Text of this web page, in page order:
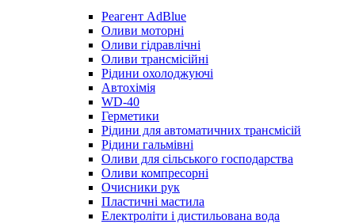
Реагент AdBlue
Оливи моторні
Оливи гідравлічні
Оливи трансмісійні
Рідини охолоджуючі
Автохімія
WD-40
Герметики
Рідини для автоматичних трансмісій
Рідини гальмівні
Оливи для сільського господарства
Оливи компресорні
Очисники рук
Пластичні мастила
Електроліти і дистильована вода